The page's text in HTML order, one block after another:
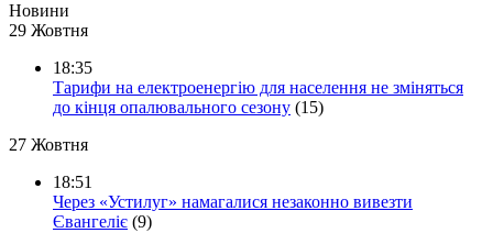
Новини
29 Жовтня
18:35
Тарифи на електроенергію для населення не зміняться
до кінця опалювального сезону (15)
27 Жовтня
18:51
Через «Устилуг» намагалися незаконно вивезти
Євангеліє (9)